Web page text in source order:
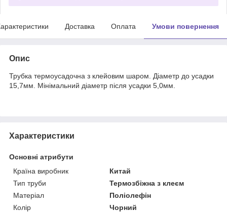
Доставка Оплата Умови повернення
Опис
Трубка термоусадочна з клейовим шаром. Діаметр до усадки
15,7мм. Мінімальний діаметр після усадки 5,0мм.
Характеристики
Основні атрибути
Країна виробник
Китай
Тип труби
Термозбіжна з клеєм
Матеріал
Поліолефін
Колір
Чорний